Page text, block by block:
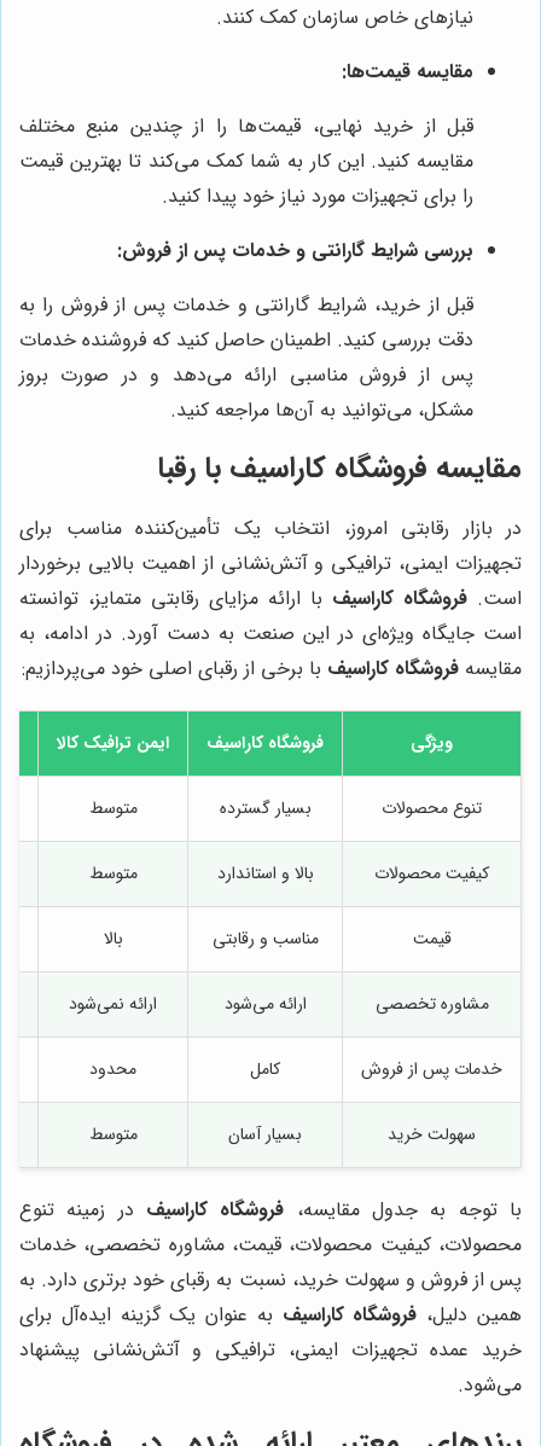
نیازهای خاص سازمان کمک کنند.
مقایسه قیمت‌ها:
قبل از خرید نهایی، قیمت‌ها را از چندین منبع مختلف
مقایسه کنید. این کار به شما کمک می‌کند تا بهترین قیمت
را برای تجهیزات مورد نیاز خود پیدا کنید.
بررسی شرایط گارانتی و خدمات پس از فروش:
قبل از خرید، شرایط گارانتی و خدمات پس از فروش را به
دقت بررسی کنید. اطمینان حاصل کنید که فروشنده خدمات
پس از فروش مناسبی ارائه می‌دهد و در صورت بروز
مشکل، می‌توانید به آن‌ها مراجعه کنید.
مقایسه فروشگاه کاراسیف با رقبا
در بازار رقابتی امروز، انتخاب یک تأمین‌کننده مناسب برای
تجهیزات ایمنی، ترافیکی و آتش‌نشانی از اهمیت بالایی برخوردار
است. فروشگاه کاراسیف با ارائه مزایای رقابتی متمایز، توانسته
است جایگاه ویژه‌ای در این صنعت به دست آورد. در ادامه، به
مقایسه فروشگاه کاراسیف با برخی از رقبای اصلی خود می‌پردازیم:
ویژگی فروشگاه کاراسیف ایمن ترافیک کالا
تنوع محصولات بسیار گسترده متوسط
کیفیت محصولات بالا و استاندارد متوسط
قیمت مناسب و رقابتی بالا
مشاوره تخصصی ارائه می‌شود ارائه نمی‌شود
خدمات پس از فروش کامل محدود
سهولت خرید بسیار آسان متوسط
با توجه به جدول مقایسه، فروشگاه کاراسیف در زمینه تنوع
محصولات، کیفیت محصولات، قیمت، مشاوره تخصصی، خدمات
پس از فروش و سهولت خرید، نسبت به رقبای خود برتری دارد. به
همین دلیل، فروشگاه کاراسیف به عنوان یک گزینه ایده‌آل برای
خرید عمده تجهیزات ایمنی، ترافیکی و آتش‌نشانی پیشنهاد
می‌شود.